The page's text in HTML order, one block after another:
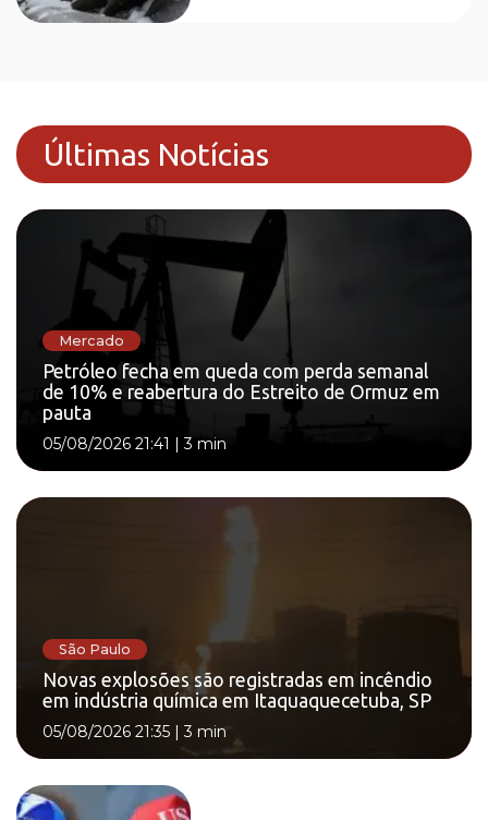
Últimas Notícias
Mercado
Petróleo fecha em queda com perda semanal
de 10% e reabertura do Estreito de Ormuz em
pauta
05/08/2026 21:41 |3 min
São Paulo
Novas explosões são registradas em incêndio
em indústria química em Itaquaquecetuba, SP
05/08/2026 21:35 |3 min